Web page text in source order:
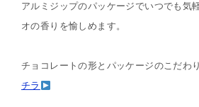
アルミジップのパッケージでいつでも気
オの香りを愉しめます。
チョコレートの形とパッケージのこだわ
チラ